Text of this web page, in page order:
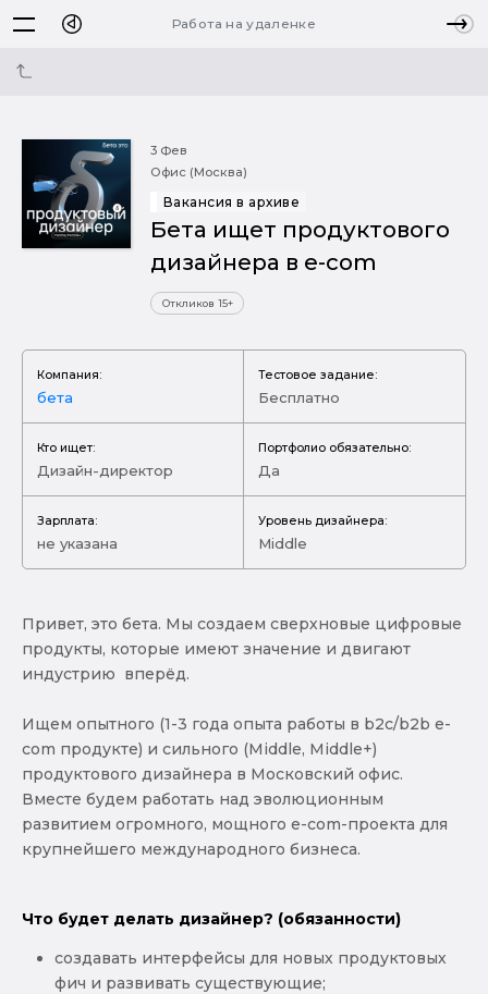
Работа на удаленке
3 Фев
Офис (Москва)
Вакансия в архиве
Бета ищет продуктового
дизайнера в e-com
Откликов 15+
Компания:
бета
Тестовое задание:
Бесплатно
Кто ищет:
Дизайн-директор
Портфолио обязательно:
Да
Зарплата:
не указана
Уровень дизайнера:
Middle
Привет, это бета. Мы создаем сверхновые цифровые
продукты, которые имеют значение и двигают
индустрию вперёд.
Ищем опытного (1-3 года опыта работы в b2c/b2b e-
com продукте) и сильного (Middle, Middle+)
продуктового дизайнера в Московский офис.
Вместе будем работать над эволюционным
развитием огромного, мощного e-com-проекта для
крупнейшего международного бизнеса.
Что будет делать дизайнер? (обязанности)
создавать интерфейсы для новых продуктовых
фич и развивать существующие;